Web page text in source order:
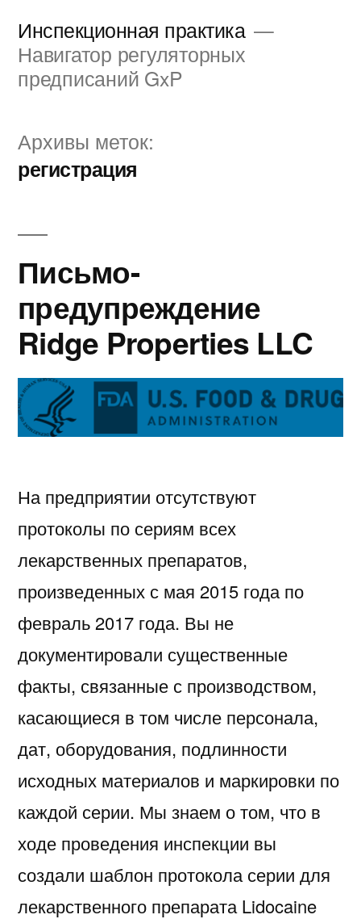
содержимому
Инспекционная практика
Навигатор регуляторных
предписаний GxP
Архивы меток:
регистрация
Письмо-
предупреждение
Ridge Properties LLC
На предприятии отсутствуют
протоколы по сериям всех
лекарственных препаратов,
произведенных с мая 2015 года по
февраль 2017 года. Вы не
документировали существенные
факты, связанные с производством,
касающиеся в том числе персонала,
дат, оборудования, подлинности
исходных материалов и маркировки по
каждой серии. Мы знаем о том, что в
ходе проведения инспекции вы
создали шаблон протокола серии для
лекарственного препарата Lidocaine